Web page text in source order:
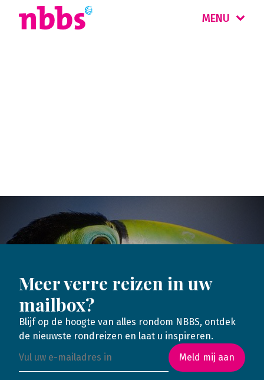
MENU
Meer verre reizen in uw
mailbox?
Blijf op de hoogte van alles rondom NBBS, ontdek
de nieuwste rondreizen en laat u inspireren.
Meld mij aan